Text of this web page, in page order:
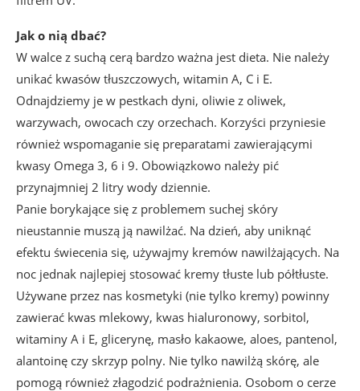
Jak o nią dbać?
W walce z suchą cerą bardzo ważna jest dieta. Nie należy
unikać kwasów tłuszczowych, witamin A, C i E.
Odnajdziemy je w pestkach dyni, oliwie z oliwek,
warzywach, owocach czy orzechach. Korzyści przyniesie
również wspomaganie się preparatami zawierającymi
kwasy Omega 3, 6 i 9. Obowiązkowo należy pić
przynajmniej 2 litry wody dziennie.
Panie borykające się z problemem suchej skóry
nieustannie muszą ją nawilżać. Na dzień, aby uniknąć
efektu świecenia się, używajmy kremów nawilżających. Na
noc jednak najlepiej stosować kremy tłuste lub półtłuste.
Używane przez nas kosmetyki (nie tylko kremy) powinny
zawierać kwas mlekowy, kwas hialuronowy, sorbitol,
witaminy A i E, glicerynę, masło kakaowe, aloes, pantenol,
alantoinę czy skrzyp polny. Nie tylko nawilżą skórę, ale
pomogą również złagodzić podrażnienia. Osobom o cerze